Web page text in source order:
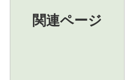
関連ページ